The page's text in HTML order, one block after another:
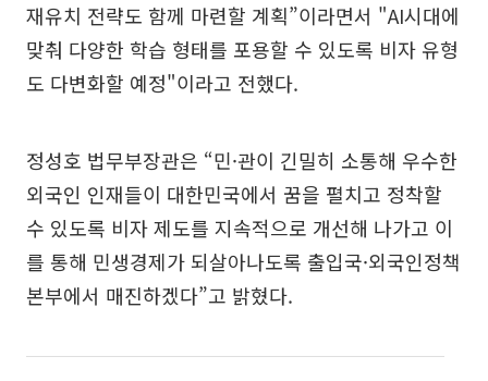
재유치 전략도 함께 마련할 계획”이라면서 "AI시대에
맞춰 다양한 학습 형태를 포용할 수 있도록 비자 유형
도 다변화할 예정"이라고 전했다.
정성호 법무부장관은 “민·관이 긴밀히 소통해 우수한
외국인 인재들이 대한민국에서 꿈을 펼치고 정착할
수 있도록 비자 제도를 지속적으로 개선해 나가고 이
를 통해 민생경제가 되살아나도록 출입국·외국인정책
본부에서 매진하겠다”고 밝혔다.